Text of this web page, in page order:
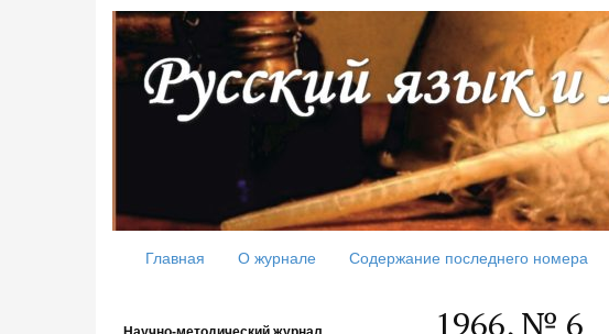
Главная О журнале Содержание последнего номера
1966, № 6